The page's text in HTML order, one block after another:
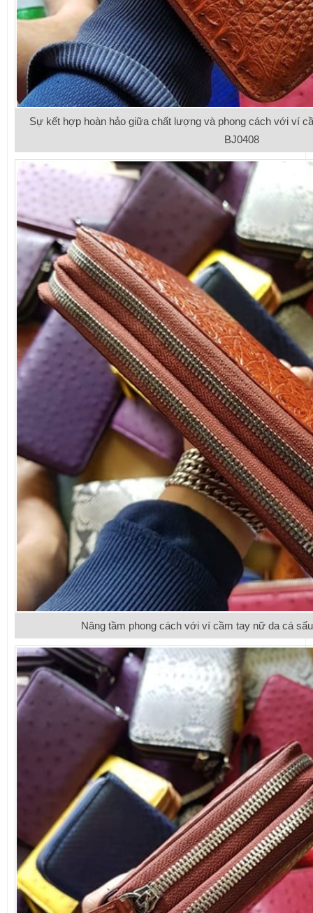
Sự kết hợp hoàn hảo giữa chất lượng và phong cách với ví
BJ0408
Nâng tầm phong cách với ví cầm tay nữ da cá